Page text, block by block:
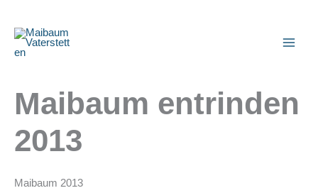
springen
Maibaum entrinden
2013
Maibaum 2013